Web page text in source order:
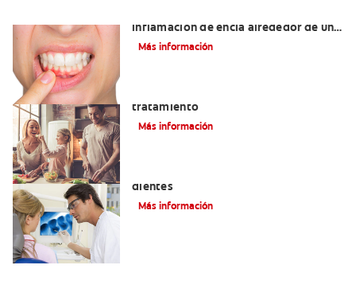
inflamación de encía alrededor de un
diente?
Más información
tratamiento
Más información
dientes
Más información